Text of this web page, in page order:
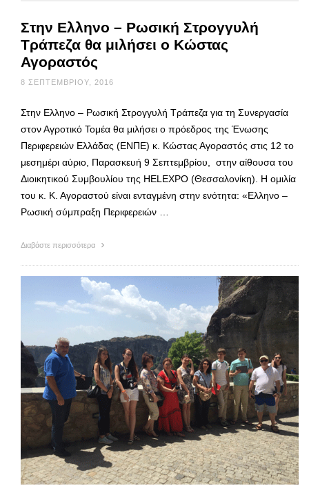
Στην Ελληνο – Ρωσική Στρογγυλή
Τράπεζα θα μιλήσει ο Κώστας
Αγοραστός
8 ΣΕΠΤΕΜΒΡΊΟΥ, 2016
Στην Ελληνο – Ρωσική Στρογγυλή Τράπεζα για τη Συνεργασία
στον Αγροτικό Τομέα θα μιλήσει ο πρόεδρος της Ένωσης
Περιφερειών Ελλάδας (ΕΝΠΕ) κ. Κώστας Αγοραστός στις 12 το
μεσημέρι αύριο, Παρασκευή 9 Σεπτεμβρίου, στην αίθουσα του
Διοικητικού Συμβουλίου της HELEXPO (Θεσσαλονίκη). Η ομιλία
του κ. Κ. Αγοραστού είναι ενταγμένη στην ενότητα: «Ελληνο –
Ρωσική σύμπραξη Περιφερειών …
Διαβάστε περισσότερα